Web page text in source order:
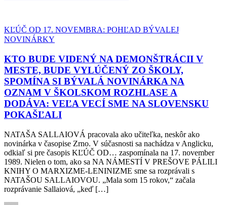
KĽÚČ OD 17. NOVEMBRA: POHĽAD BÝVALEJ
NOVINÁRKY
KTO BUDE VIDENÝ NA DEMONŠTRÁCII V
MESTE, BUDE VYLÚČENÝ ZO ŠKOLY,
SPOMÍNA SI BÝVALÁ NOVINÁRKA NA
OZNAM V ŠKOLSKOM ROZHLASE A
DODÁVA: VEĽA VECÍ SME NA SLOVENSKU
POKAŠĽALI
NATAŠA SALLAIOVÁ pracovala ako učiteľka, neskôr ako
novinárka v časopise Zrno. V súčasnosti sa nachádza v Anglicku,
odkiaľ si pre časopis KĽÚČ OD… zaspomínala na 17. november
1989. Nielen o tom, ako sa NA NÁMESTÍ V PREŠOVE PÁLILI
KNIHY O MARXIZME-LENINIZME sme sa rozprávali s
NATAŠOU SALLAIOVOU. „Mala som 15 rokov,“ začala
rozprávanie Sallaiová, „keď […]